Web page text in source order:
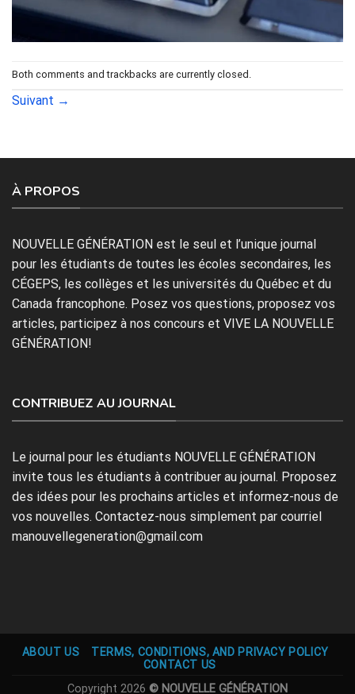
Both comments and trackbacks are currently closed.
Suivant →
À PROPOS
NOUVELLE GÉNÉRATION est le seul et l’unique journal
pour les étudiants de toutes les écoles secondaires, les
CÉGEPS, les collèges et les universités du Québec et du
Canada francophone. Posez vos questions, proposez vos
articles, participez à nos concours et VIVE LA NOUVELLE
GÉNÉRATION!
CONTRIBUEZ AU JOURNAL
Le journal pour les étudiants NOUVELLE GÉNÉRATION
invite tous les étudiants à contribuer au journal. Proposez
des idées pour les prochains articles et informez-nous de
vos nouvelles. Contactez-nous simplement par courriel
manouvellegeneration@gmail.com
ABOUT US
TERMS, CONDITIONS, AND PRIVACY POLICY
CONTACT US
Copyright 2026 © NOUVELLE GÉNÉRATION